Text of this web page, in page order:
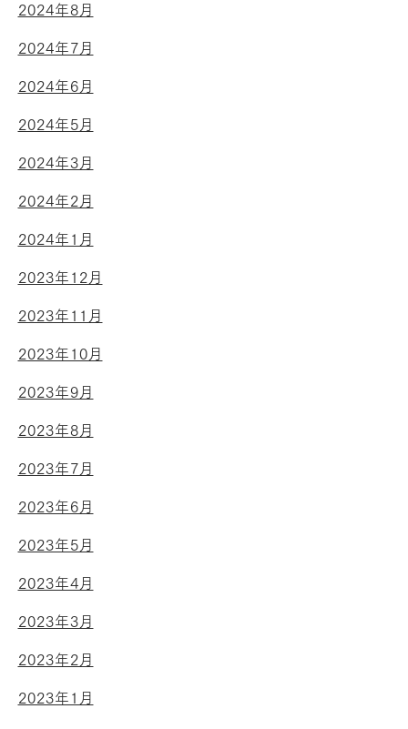
2024年8月
2024年7月
2024年6月
2024年5月
2024年3月
2024年2月
2024年1月
2023年12月
2023年11月
2023年10月
2023年9月
2023年8月
2023年7月
2023年6月
2023年5月
2023年4月
2023年3月
2023年2月
2023年1月